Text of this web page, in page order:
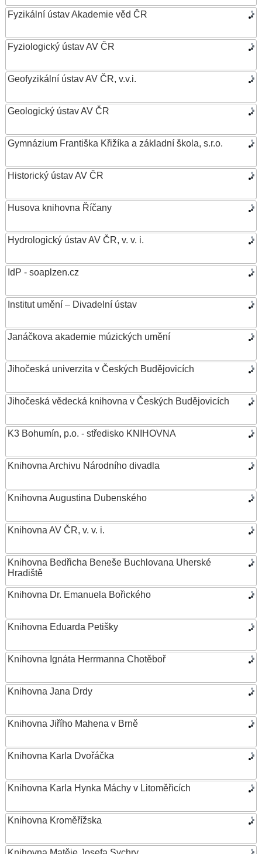
Fyzikální ústav Akademie věd ČR
Fyziologický ústav AV ČR
Geofyzikální ústav AV ČR, v.v.i.
Geologický ústav AV ČR
Gymnázium Františka Křižíka a základní škola, s.r.o.
Historický ústav AV ČR
Husova knihovna Říčany
Hydrologický ústav AV ČR, v. v. i.
IdP - soaplzen.cz
Institut umění – Divadelní ústav
Janáčkova akademie múzických umění
Jihočeská univerzita v Českých Budějovicích
Jihočeská vědecká knihovna v Českých Budějovicích
K3 Bohumín, p.o. - středisko KNIHOVNA
Knihovna Archivu Národního divadla
Knihovna Augustina Dubenského
Knihovna AV ČR, v. v. i.
Knihovna Bedřicha Beneše Buchlovana Uherské
Hradiště
Knihovna Dr. Emanuela Bořického
Knihovna Eduarda Petišky
Knihovna Ignáta Herrmanna Chotěboř
Knihovna Jana Drdy
Knihovna Jiřího Mahena v Brně
Knihovna Karla Dvořáčka
Knihovna Karla Hynka Máchy v Litoměřicích
Knihovna Kroměřížska